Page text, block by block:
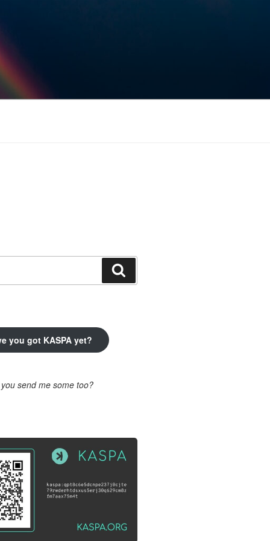
you got KASPA yet?
you send me some too?